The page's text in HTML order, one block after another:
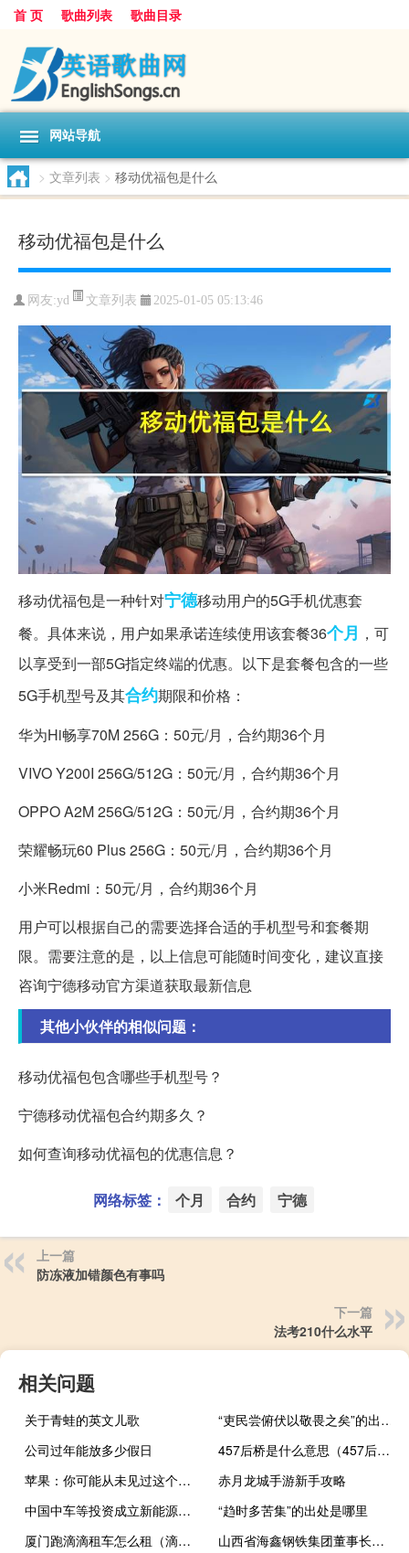
首 页 歌曲列表 歌曲目录
网站导航
> 文章列表 > 移动优福包是什么
移动优福包是什么
网友:yd 文章列表 2025-01-05 05:13:46
移动优福包是一种针对宁德移动用户的5G手机优惠套
餐。具体来说，用户如果承诺连续使用该套餐36个月 ，可
以享受到一部5G指定终端的优惠。以下是套餐包含的一些
5G手机型号及其合约期限和价格：
华为Hi畅享70M 256G：50元/月，合约期36个月
VIVO Y200I 256G/512G：50元/月，合约期36个月
OPPO A2M 256G/512G：50元/月，合约期36个月
荣耀畅玩60 Plus 256G：50元/月，合约期36个月
小米Redmi：50元/月，合约期36个月
用户可以根据自己的需要选择合适的手机型号和套餐期
限。需要注意的是，以上信息可能随时间变化，建议直接
咨询宁德移动官方渠道获取最新信息
其他小伙伴的相似问题：
移动优福包包含哪些手机型号？
宁德移动优福包合约期多久？
如何查询移动优福包的优惠信息？
网络标签： 个月 合约 宁德
上一篇
防冻液加错颜色有事吗
下一篇
法考210什么水平
相关问题
关于青蛙的英文儿歌
“吏民尝俯伏以敬畏之矣”的出处是哪里
公司过年能放多少假日
457后桥是什么意思（457后桥）
苹果：你可能从未见过这个秘密的库比蒂诺产品
赤月龙城手游新手攻略
中国中车等投资成立新能源技术公司
“趋时多苦集”的出处是哪里
厦门跑滴滴租车怎么租（滴滴租车怎么租）
山西省海鑫钢铁集团董事长（李兆会-山西海鑫钢铁集团前任董事长介绍）